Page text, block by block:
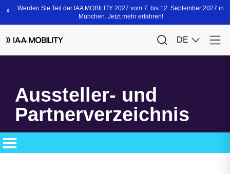
Aussteller- und
Partnerverzeichnis